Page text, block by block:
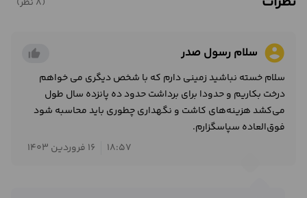
account_circle سلام رسول صدر thumb_up_alt
سلام خسته نباشید زمینی دارم که با شخص دیگری می خواهم
درخت بکاریم و حدودا برای برداشت حدود ده پانزده سال طول
می‌کشد هزینه‌های کاشت و نگهداری چطوری باید محاسبه شود
فوق‌العاده سپاسگزارم.
18:57
16 فروردین 1403